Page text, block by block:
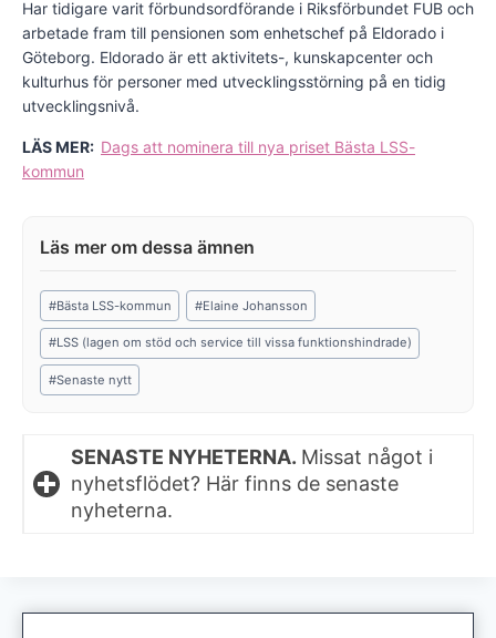
Har tidigare varit förbundsordförande i Riksförbundet FUB och
arbetade fram till pensionen som enhetschef på Eldorado i
Göteborg. Eldorado är ett aktivitets-, kunskapcenter och
kulturhus för personer med utvecklingsstörning på en tidig
utvecklingsnivå.
LÄS MER: Dags att nominera till nya priset Bästa LSS-
kommun
Post
Tags:
#Bästa LSS-kommun #Elaine Johansson
#LSS (lagen om stöd och service till vissa funktionshindrade)
#Senaste nytt
SENASTE NYHETERNA. Missat något i
nyhetsflödet? Här finns de senaste
nyheterna.